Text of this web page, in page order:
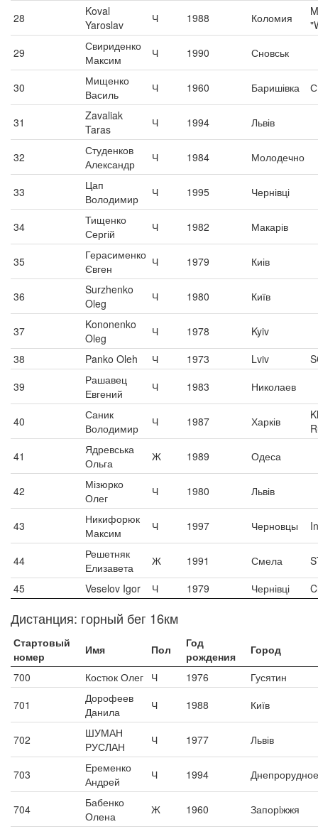
28
Koval
Yaroslav
Ч 1988 Коломия
29
Свириденко
Максим
Ч 1990 Сновськ
30
Мищенко
Василь
Ч 1960 Баришівка
31
Zavaliak
Taras
Ч 1994 Львів
32
Студенков
Александр
Ч 1984 Молодечно
33
Цап
Володимир
Ч 1995 Чернівці
34
Тищенко
Сергій
Ч 1982 Макарів
35
Герасименко
Євген
Ч 1979 Киів
36
Surzhenko
Oleg
Ч 1980 Київ
37
Kononenko
Oleg
Ч 1978
Kyiv
38
Panko Oleh Ч 1973 Lviv
39
Рашавец
Евгений
Ч 1983 Николаев
40
Саник
Володимир
Ч 1987 Харків
41
Ядревська
Ольга
Ж 1989 Одеса
42
Мізюрко
Олег
Ч 1980 Львів
43
Никифорюк
Максим
Ч 1997 Черновцы
44
Решетняк
Елизавета
Ж 1991 Смела
45
Veselov Igor Ч 1979 Чернівці
Дистанция: горный бег 16км
Стартовый
номер
Имя Пол
Год
рождения
Город
700
Костюк Олег Ч 1976
Гусятин
701
Дорофеев
Данила
Ч 1988 Київ
702
ШУМАН
РУСЛАН
Ч 1977 Львів
703
Еременко
Андрей
Ч 1994 Днепрорудное
704
Бабенко
Олена
Ж 1960
Запорiжжя